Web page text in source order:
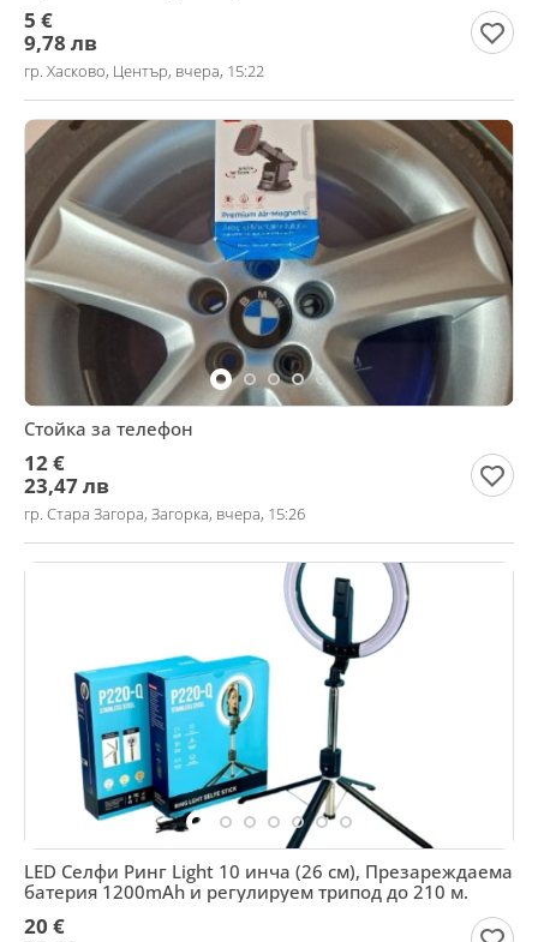
5 €
9,78 лв
гр. Хасково, Център, вчера, 15:22
Стойка за телефон
12 €
23,47 лв
гр. Стара Загора, Загорка, вчера, 15:26
LED Селфи Ринг Light 10 инча (26 см), Презареждаема
батерия 1200mAh и регулируем трипод до 210 м.
20 €